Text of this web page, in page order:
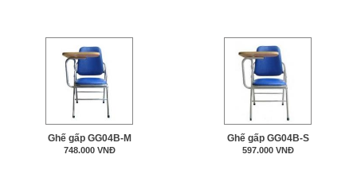
Ghế gấp GG04B-M
748.000 VNĐ
Ghế gấp GG04B-S
597.000 VNĐ